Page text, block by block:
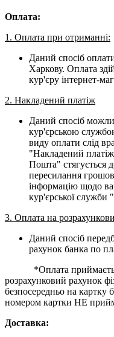
Оплата:
1. Оплата при отриманні:
Даний спосіб
Харкову. Оплата
кур'єру інтернет-
2. Накладений платіж
Даний спосіб
кур'єрською
виду оплати слід
"Накладений
Пошта" стягується
пересилання
інформацію щодо
кур'єрської
3. Оплата на
Даний спосіб
рахунок банка по
*Оплата приймається
розрахунковий рахунок
безпосередньо на картку
номером картки НЕ
Доставка: